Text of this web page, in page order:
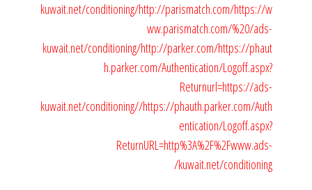
kuwait.net/conditioning/http://parismatch.com/https://w
ww.parismatch.com/%20/ads-
kuwait.net/conditioning/http://parker.com/https://phaut
h.parker.com/Authentication/Logoff.aspx?
Returnurl=https://ads-
kuwait.net/conditioning//https://phauth.parker.com/Auth
entication/Logoff.aspx?
ReturnURL=http%3A%2F%2Fwww.ads-
kuwait.net/conditioning/